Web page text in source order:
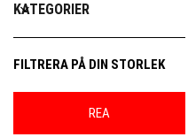
KATEGORIER
FILTRERA PÅ DIN STORLEK
REA